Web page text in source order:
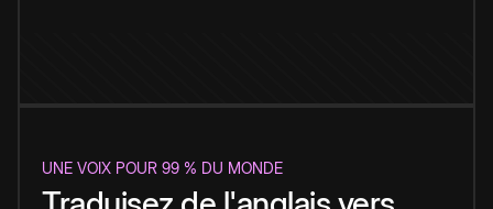
UNE VOIX POUR 99 % DU MONDE